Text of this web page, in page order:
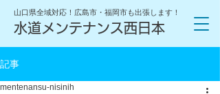
山口県全域対応！広島市・福岡市も出張します！
水道メンテナンス西日本
記事
mentenansu-nisinih